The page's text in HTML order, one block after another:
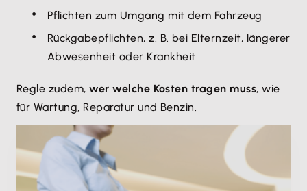
Pflichten zum Umgang mit dem Fahrzeug
Rückgabepflichten, z. B. bei Elternzeit, längerer
Abwesenheit oder Krankheit
Regle zudem,wer welche Kosten tragen muss, wie
für Wartung, Reparatur und Benzin.